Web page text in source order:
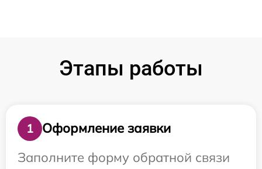
Этапы работы
1
Оформление заявки
Заполните форму обратной связи